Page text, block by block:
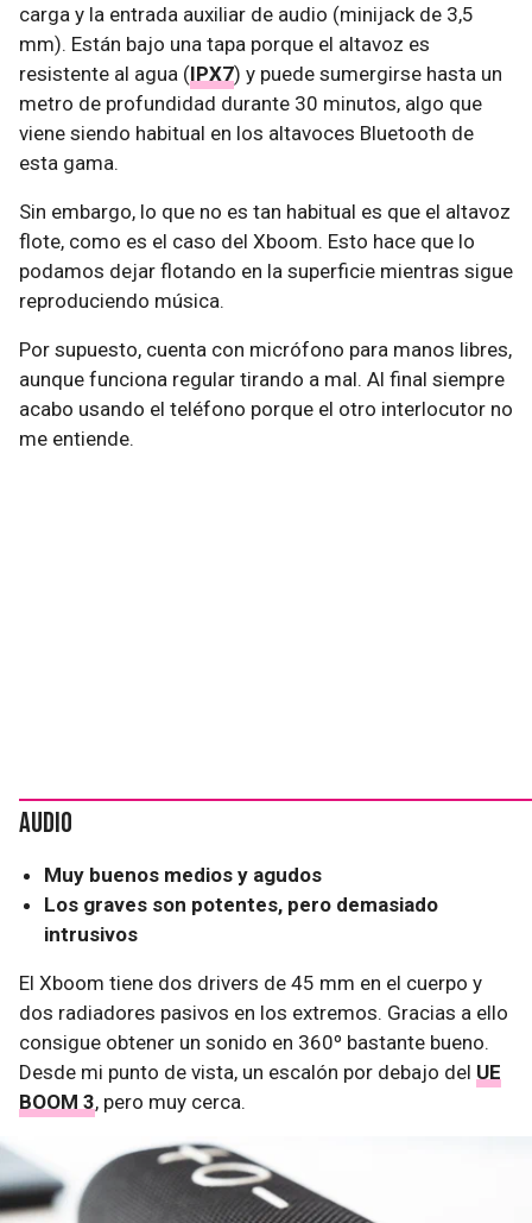
carga y la entrada auxiliar de audio (minijack de 3,5
mm). Están bajo una tapa porque el altavoz es
resistente al agua (IPX7) y puede sumergirse hasta un
metro de profundidad durante 30 minutos, algo que
viene siendo habitual en los altavoces Bluetooth de
esta gama.
Sin embargo, lo que no es tan habitual es que el altavoz
flote, como es el caso del Xboom. Esto hace que lo
podamos dejar flotando en la superficie mientras sigue
reproduciendo música.
Por supuesto, cuenta con micrófono para manos libres,
aunque funciona regular tirando a mal. Al final siempre
acabo usando el teléfono porque el otro interlocutor no
me entiende.
Audio
Muy buenos medios y agudos
Los graves son potentes, pero demasiado
intrusivos
El Xboom tiene dos drivers de 45 mm en el cuerpo y
dos radiadores pasivos en los extremos. Gracias a ello
consigue obtener un sonido en 360º bastante bueno.
Desde mi punto de vista, un escalón por debajo del UE
BOOM 3, pero muy cerca.